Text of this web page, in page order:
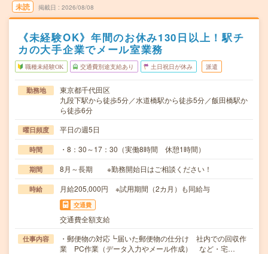
未読 掲載日 2026/08/08
《未経験OK》年間のお休み130日以上！駅チ
カの大手企業でメール室業務
職種未経験OK 交通費別途支給あり 土日祝日が休み 派遣
勤務地
東京都千代田区
九段下駅から徒歩5分／水道橋駅から徒歩5分／飯田橋駅か
ら徒歩6分
曜日頻度 平日の週5日
時間 ・8：30～17：30（実働8時間 休憩1時間）
期間 8月～長期 ※勤務開始日はご相談ください！
時給 月給205,000円 ※試用期間（2カ月）も同給与
交通費
交通費全額支給
仕事内容
・郵便物の対応┗届いた郵便物の仕分け 社内での回収作
業 PC作業（データ入力やメール作成） など・宅…